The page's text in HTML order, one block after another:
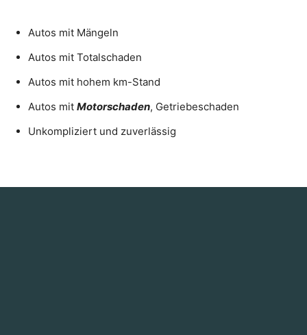
Autos mit Mängeln
Autos mit Totalschaden
Autos mit hohem km-Stand
Autos mit Motorschaden, Getriebeschaden
Unkompliziert und zuverlässig